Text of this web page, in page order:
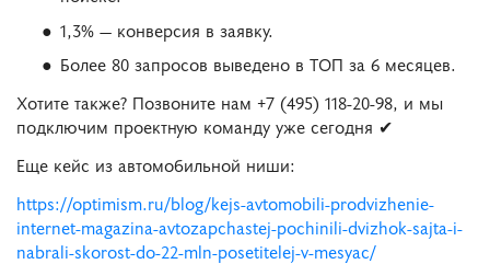
1,3% — конверсия в заявку.
Более 80 запросов выведено в ТОП за 6 месяцев.
Хотите также? Позвоните нам +7 (495) 118-20-98, и мы
подключим проектную команду уже сегодня ✔
Еще кейс из автомобильной ниши:
https://optimism.ru/blog/kejs-avtomobili-prodvizhenie-
internet-magazina-avtozapchastej-pochinili-dvizhok-sajta-i-
nabrali-skorost-do-22-mln-posetitelej-v-mesyac/